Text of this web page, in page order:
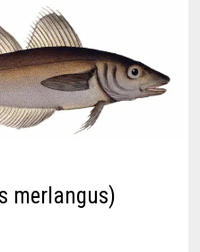
merlangus)